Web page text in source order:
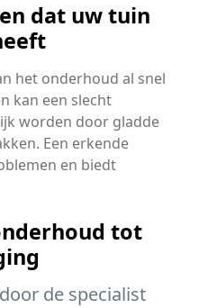
dat uw tuin
het onderhoud al snel
kan een slecht
worden door gladde
Een erkende
en biedt
tot
de specialist